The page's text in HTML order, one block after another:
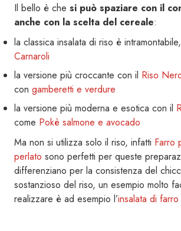
Il bello è che si può spaziare con il
anche con la scelta del cereale:
la classica insalata di riso è
Carnaroli
la versione più croccante con il Riso
con gamberetti e verdure
la versione più moderna e esotica con il
come Pokè salmone e avocado
Ma non si utilizza solo il riso, infatti Farro
perlato sono perfetti per queste
differenziano per la consistenza del
sostanzioso del riso, un esempio molto
realizzare è ad esempio l’insalata di